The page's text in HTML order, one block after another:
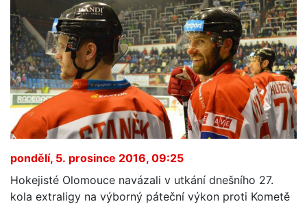
pondělí, 5. prosince 2016, 09:25
Hokejisté Olomouce navázali v utkání dnešního 27.
kola extraligy na výborný páteční výkon proti Kometě